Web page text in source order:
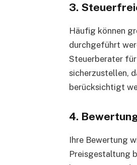
3.
Häufig können
durchgeführt
Steuerberater
sicherzustellen,
berücksichtigt
4.
Ihre Bewertung
Preisgestaltung